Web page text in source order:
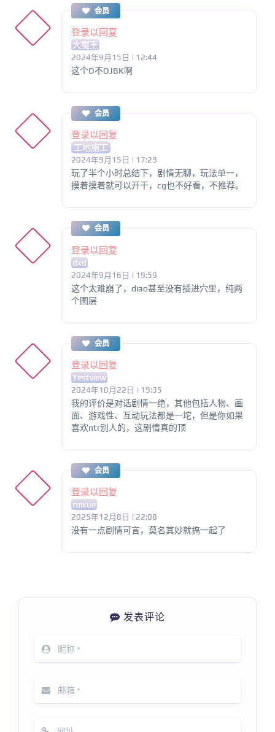
会员
登录以回复
大魔王
2024年9月15日 | 12:44
这个O不OJBK啊
会员
登录以回复
工地施工
2024年9月15日 | 17:29
玩了半个小时总结下，剧情无聊，玩法单一，
摸着摸着就可以开干，cg也不好看，不推荐。
会员
登录以回复
dxd
2024年9月16日 | 19:59
这个太难崩了，diao甚至没有插进穴里，纯两
个图层
会员
登录以回复
Testview
2024年10月22日 | 19:35
我的评价是对话剧情一绝，其他包括人物、画
面、游戏性、互动玩法都是一坨，但是你如果
喜欢ntr别人的，这剧情真的顶
会员
登录以回复
ruixue
2025年12月8日 | 22:08
没有一点剧情可言，莫名其妙就搞一起了
发表评论